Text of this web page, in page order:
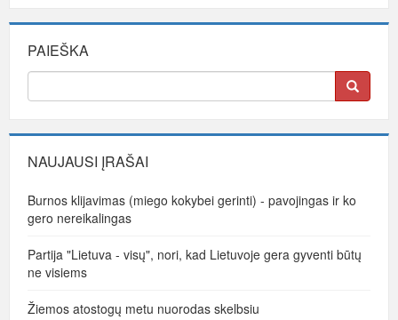
PAIEŠKA
NAUJAUSI ĮRAŠAI
Burnos klijavimas (miego kokybei gerinti) - pavojingas ir ko
gero nereikalingas
Partija "Lietuva - visų", nori, kad Lietuvoje gera gyventi būtų
ne visiems
Žiemos atostogų metu nuorodas skelbsiu